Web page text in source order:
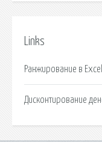
Links
Ранжирование в Excel.
Дисконтирование